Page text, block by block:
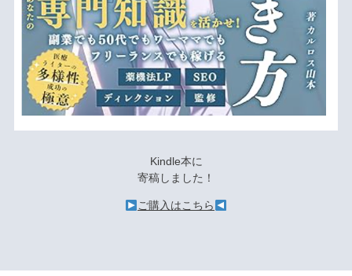
Kindle本に
寄稿しました！
ご購入はこちら